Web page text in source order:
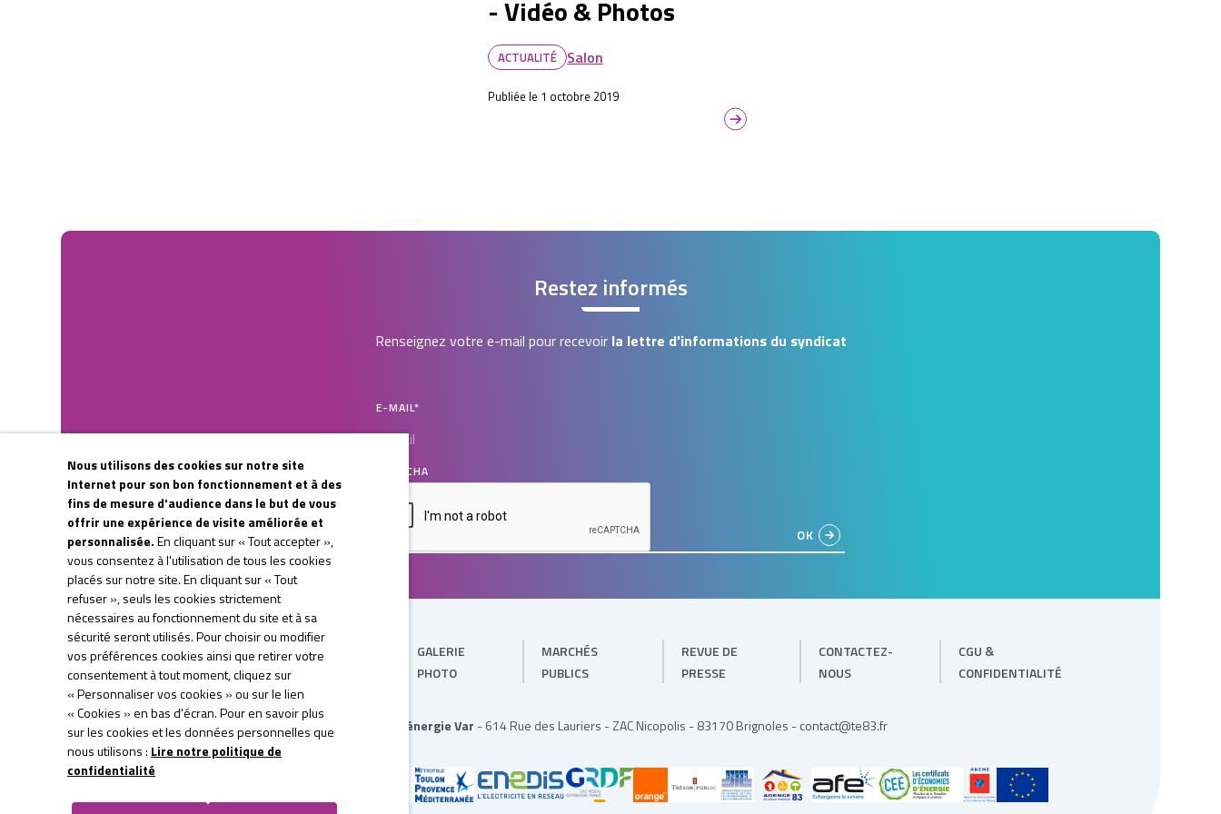
- Vidéo & Photos
ACTUALITÉ Salon
Publiée le 1 octobre 2019
Restez informés
Renseignez votre e-mail pour recevoir la lettre d'informations du syndicat
E-MAIL*
CAPTCHA
PLATEFORME
C.E.E.
LIENS
PARTENAIRES
GALERIE
PHOTO
MARCHÉS
PUBLICS
REVUE DE
PRESSE
CONTACTEZ-
NOUS
CGU &
CONFIDENTIALITÉ
Territoire d'énergie Var -614 Rue des Lauriers -ZAC Nicopolis -83170 Brignoles -contact@te83.fr
Nous utilisons des cookies sur notre site
Internet pour son bon fonctionnement et à des
fins de mesure d'audience dans le but de vous
offrir une expérience de visite améliorée et
personnalisée.En cliquant sur « Tout accepter »,
vous consentez à l'utilisation de tous les cookies
placés sur notre site. En cliquant sur « Tout
refuser », seuls les cookies strictement
nécessaires au fonctionnement du site et à sa
sécurité seront utilisés. Pour choisir ou modifier
vos préférences cookies ainsi que retirer votre
consentement à tout moment, cliquez sur
« Personnaliser vos cookies » ou sur le lien
« Cookies » en bas d'écran. Pour en savoir plus
sur les cookies et les données personnelles que
nous utilisons : Lire notre politique de
confidentialité